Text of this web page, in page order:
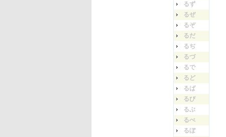
るず
るぜ
るぞ
るだ
るぢ
るづ
るで
るど
るば
るび
るぶ
るべ
るぼ